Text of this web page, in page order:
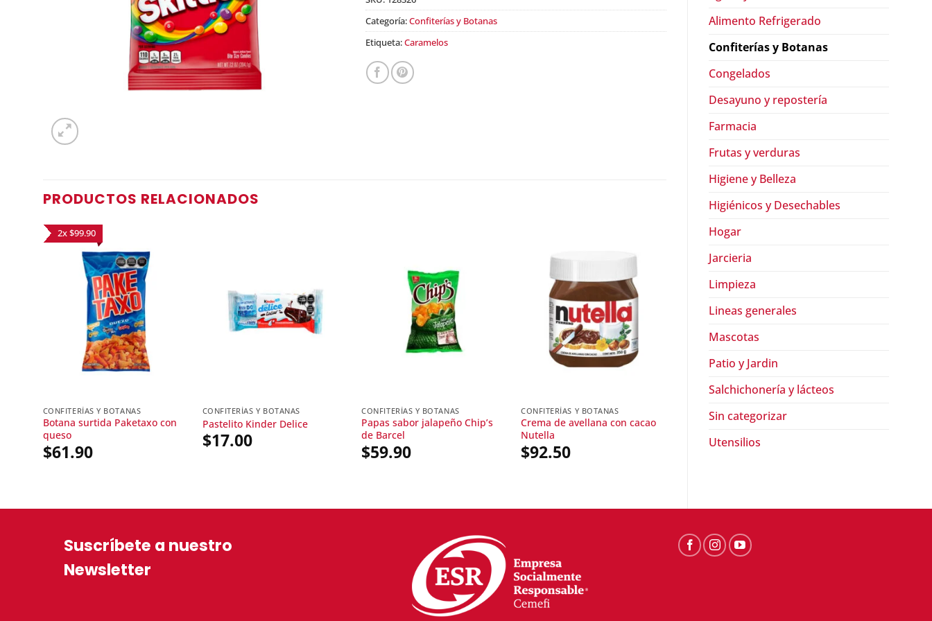
Alimento Refrigerado
Confiterías y Botanas
Congelados
Desayuno y repostería
Farmacia
Frutas y verduras
Higiene y Belleza
Higiénicos y Desechables
Hogar
Jarcieria
Limpieza
Lineas generales
Mascotas
Patio y Jardin
Salchichonería y lácteos
Sin categorizar
Utensilios
Categoría:Confiterías y Botanas
Etiqueta:Caramelos
PRODUCTOS RELACIONADOS
2x $99.90
CONFITERÍAS Y BOTANAS
Botana surtida Paketaxo con
queso
$61.90
CONFITERÍAS Y BOTANAS
Pastelito Kinder Delice
$17.00
CONFITERÍAS Y BOTANAS
Papas sabor jalapeño Chip’s
de Barcel
$59.90
CONFITERÍAS Y BOTANAS
Crema de avellana con cacao
Nutella
$92.50
CONFITERÍAS Y BOTANAS
Botana mix hot Sayab
33.50
Suscríbete a nuestro
Newsletter